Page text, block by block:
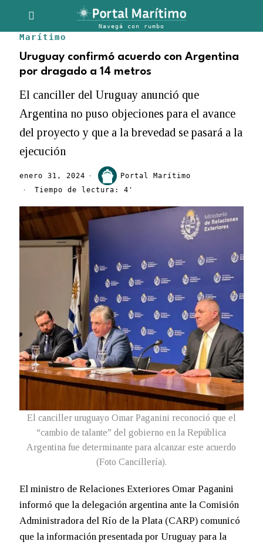
Marítimo
Uruguay confirmó acuerdo con Argentina
por dragado a 14 metros
El canciller del Uruguay anunció que
Argentina no puso objeciones para el avance
del proyecto y que a la brevedad se pasará a la
ejecución
enero 31, 2024
Portal Marítimo
Tiempo de lectura: 4'
El canciller uruguayo Omar Paganini reconoció que el
“cambio de talante” del gobierno en la República
Argentina fue determinante para alcanzar este acuerdo
(Foto Cancillería).
El ministro de Relaciones Exteriores Omar Paganini
informó que la delegación argentina ante la Comisión
Administradora del Río de la Plata (CARP) comunicó
que la información presentada por Uruguay para la